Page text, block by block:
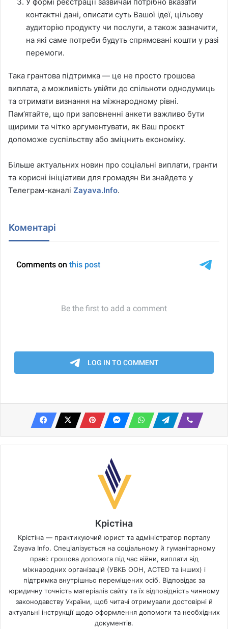
контактні дані, описати суть Вашої ідеї, цільову
аудиторію продукту чи послуги, а також зазначити,
на які саме потреби будуть спрямовані кошти у разі
перемоги.
Така грантова підтримка — це не просто грошова
виплата, а можливість увійти до спільноти однодумиць
та отримати визнання на міжнародному рівні.
Пам’ятайте, що при заповненні анкети важливо бути
щирими та чітко аргументувати, як Ваш проєкт
допоможе суспільству або зміцнить економіку.
Більше актуальних новин про соціальні виплати, гранти
та корисні ініціативи для громадян Ви знайдете у
Телеграм-каналі Zayava.Info.
Коментарі
Крістіна
Крістіна — практикуючий юрист та адміністратор порталу
Zayava Info. Спеціалізується на соціальному й гуманітарному
праві: грошова допомога під час війни, виплати від
міжнародних організацій (УВКБ ООН, ACTED та інших) і
підтримка внутрішньо переміщених осіб. Відповідає за
юридичну точність матеріалів сайту та їх відповідність чинному
законодавству України, щоб читачі отримували достовірні й
актуальні інструкції щодо оформлення допомоги та необхідних
документів.